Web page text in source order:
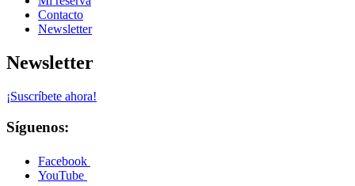
Contacto
Newsletter
Newsletter
¡Suscríbete ahora!
Síguenos:
Facebook
YouTube